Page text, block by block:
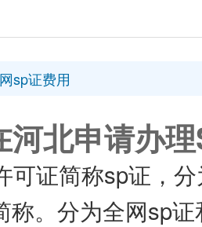
sp证费用
河北申请办
可证简称sp证，
称。分为全网sp